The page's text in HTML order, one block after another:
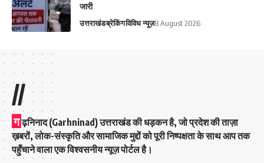
जारी
उत्तराखंडब्रेकिंगविविध न्यूज़8 August 2026
//
ग ढ़निनाद (Garhninad) उत्तराखंड की धड़कन है, जो प्रदेश की ताज़ा
ख़बरों, लोक-संस्कृति और सामाजिक मुद्दों को पूरी निष्पक्षता के साथ आप तक
पहुँचाने वाला एक विश्वसनीय न्यूज़ पोर्टल है।